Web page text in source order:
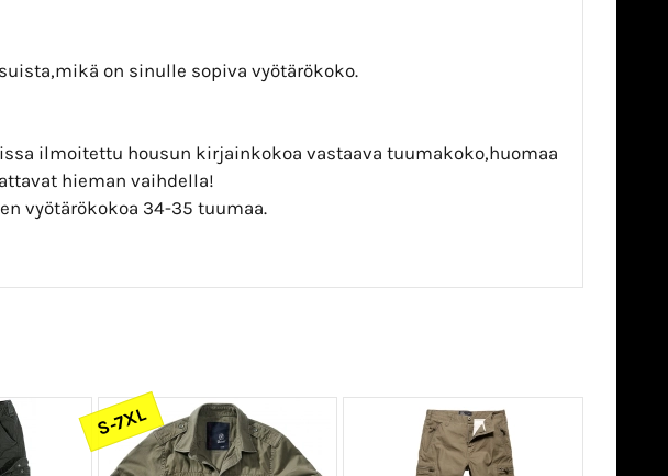
on sinulle sopiva vyötärökoko.
ilmoitettu housun kirjainkokoa vastaava tuumakoko,huomaa
hieman vaihdella!
vyötärökokoa 34-35 tuumaa.
S-7XL